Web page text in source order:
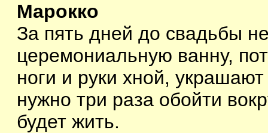
Марокко
За пять дней до свадьбы
церемониальную ванну,
ноги и руки хной,
нужно три раза обойти
будет жить.